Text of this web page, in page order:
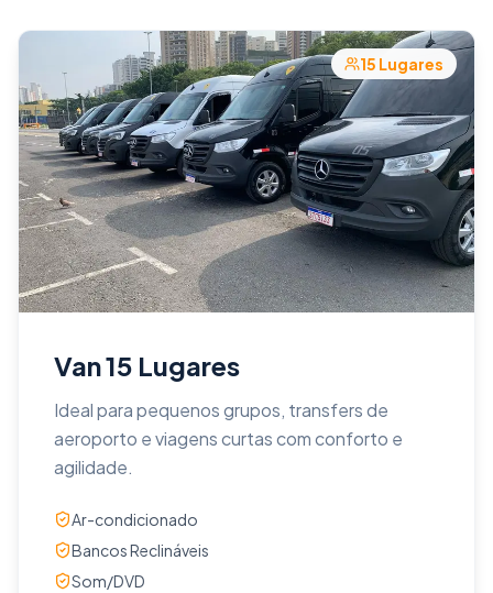
15 Lugares
Van 15 Lugares
Ideal para pequenos grupos, transfers de
aeroporto e viagens curtas com conforto e
agilidade.
Ar-condicionado
Bancos Reclináveis
Som/DVD